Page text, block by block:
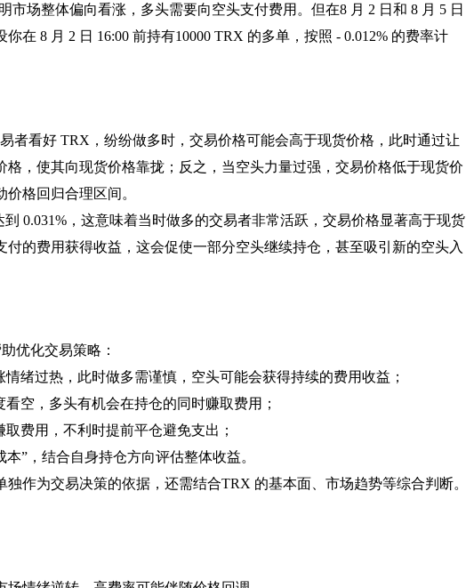
场整体偏向看涨，多头需要向空头支付费用。但在8 月 2 日和 8 月 5 日
在 8 月 2 日 16:00 前持有10000 TRX 的多单，按照 - 0.012% 的费率计
者看好 TRX，纷纷做多时，交易价格可能会高于现货价格，此时通过让
，使其向现货价格靠拢；反之，当空头力量过强，交易价格低于现货价
格回归合理区间。
0.031%，这意味着当时做多的交易者非常活跃，交易价格显著高于现货
的费用获得收益，这会促使一部分空头继续持仓，甚至吸引新的空头入
优化交易策略：
绪过热，此时做多需谨慎，空头可能会获得持续的费用收益；
空，多头有机会在持仓的同时赚取费用；
费用，不利时提前平仓避免支出；
”，结合自身持仓方向评估整体收益。
作为交易决策的依据，还需结合TRX 的基本面、市场趋势等综合判断。